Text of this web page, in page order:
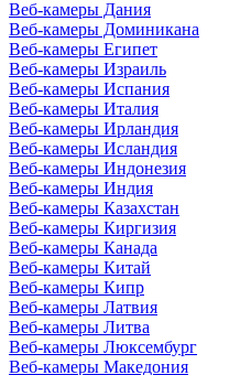
Веб-камеры Дания
Веб-камеры Доминикана
Веб-камеры Египет
Веб-камеры Израиль
Веб-камеры Испания
Веб-камеры Италия
Веб-камеры Ирландия
Веб-камеры Исландия
Веб-камеры Индонезия
Веб-камеры Индия
Веб-камеры Казахстан
Веб-камеры Киргизия
Веб-камеры Канада
Веб-камеры Китай
Веб-камеры Кипр
Веб-камеры Латвия
Веб-камеры Литва
Веб-камеры Люксембург
Веб-камеры Македония